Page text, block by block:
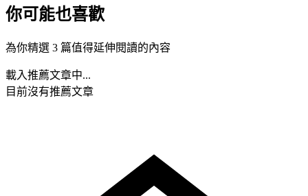
你可能也喜歡
為你精選 3 篇值得延伸閱讀的內容
載入推薦文章中...
目前沒有推薦文章